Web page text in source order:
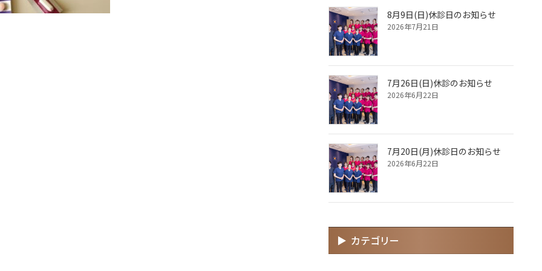
8月9日(日)休診日のお知らせ
2026年7月21日
7月26日(日)休診のお知らせ
2026年6月22日
7月20日(月)休診日のお知らせ
2026年6月22日
カテゴリー